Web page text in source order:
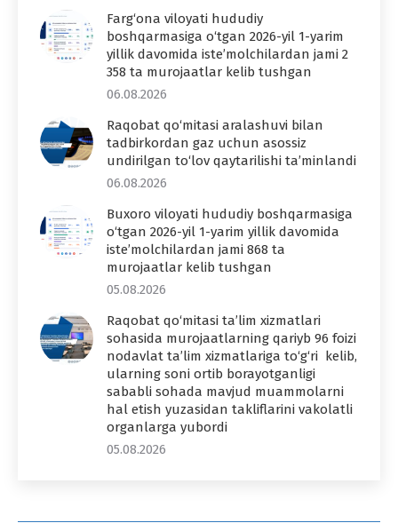
Farg‘ona viloyati hududiy
boshqarmasiga o‘tgan 2026-yil 1-yarim
yillik davomida iste’molchilardan jami 2
358 ta murojaatlar kelib tushgan
06.08.2026
Raqobat qo‘mitasi aralashuvi bilan
tadbirkordan gaz uchun asossiz
undirilgan to‘lov qaytarilishi ta’minlandi
06.08.2026
Buxoro viloyati hududiy boshqarmasiga
o‘tgan 2026-yil 1-yarim yillik davomida
iste’molchilardan jami 868 ta
murojaatlar kelib tushgan
05.08.2026
Raqobat qo‘mitasi ta’lim xizmatlari
sohasida murojaatlarning qariyb 96 foizi
nodavlat ta’lim xizmatlariga to‘g‘ri kelib,
ularning soni ortib borayotganligi
sababli sohada mavjud muammolarni
hal etish yuzasidan takliflarini vakolatli
organlarga yubordi
05.08.2026